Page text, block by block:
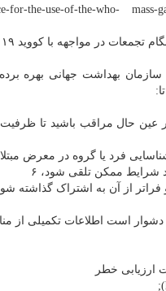
the-use-of-the-who- mass-
در مواجهه با کووید ۱۹
بهداشت جهانی بهره
حال مراقب باشید تا
فرد یا گروه در معرض
شرایط ممکن تلقی شود، ۶
از آن به اشتراک گذاشته